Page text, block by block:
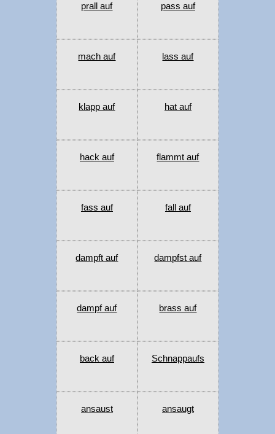
prall auf pass auf
mach auf lass auf
klapp auf hat auf
hack auf flammt auf
fass auf fall auf
dampft auf dampfst auf
dampf auf brass auf
back auf Schnappaufs
ansaust ansaugt